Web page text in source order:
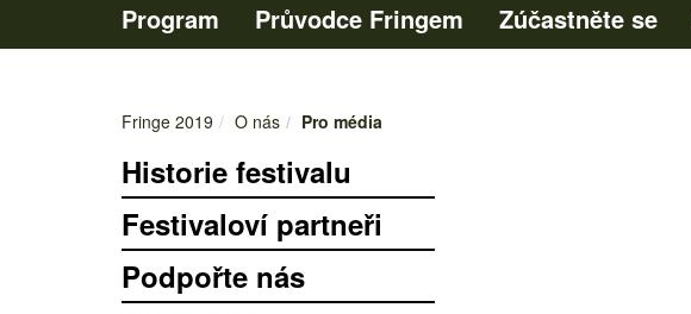
Program Průvodce Fringem Zúčastněte se
Fringe 2019 O nás Pro média
Historie festivalu
Festivaloví partneři
Podpořte nás